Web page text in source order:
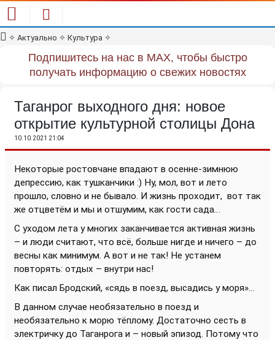
✧ Актуально ✧ Культура ✧
Подпишитесь на нас в MAX, чтобы быстро
получать информацию о свежих новостях
Таганрог выходного дня: новое
открытие культурной столицы Дона
10.10.2021 21:04
Некоторые ростовчане впадают в осенне-зимнюю
депрессию, как тушканчики :) Ну, мол, вот и лето
прошло, словно и не бывало. И жизнь проходит, вот так
же отцветём и мы и отшумим, как гости сада…
С уходом лета у многих заканчивается активная жизнь
– и люди считают, что всё, больше нигде и ничего – до
весны как минимум. А вот и не так! Не устанем
повторять: отдых – внутри нас!
Как писал Бродский, «сядь в поезд, высадись у моря»…
В данном случае необязательно в поезд и
необязательно к морю тёплому. Достаточно сесть в
электричку до Таганрога и – новый эпизод. Потому что